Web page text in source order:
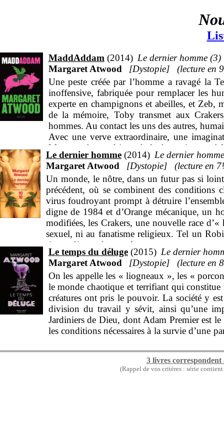
MaddAddam 2014
Le dernier homme (3)
Margaret Atwood
Dystopie
Une peste créée par l’homme a ravagé la
inoffensive, fabriquée pour remplacer les
experte en champignons et abeilles, et Zeb,
de la mémoire, Toby transmet aux
hommes. Au contact les uns des autres,
Avec une verve extraordinaire, une
Margaret Atwood joue de la dystopie pour
et histoire d’amour, pamphlet politique
pouvoir, elle nous offre ici une oeuvre
cycle commencé avecLe Dernier Hommeet
Le dernier homme 2014
Le dernier
Margaret Atwood
Dystopie 7
Un monde, le nôtre, dans un futur pas si
précédent, où se combinent des conditions
virus foudroyant prompt à détruire
digne de 1984 et d’Orange mécanique, un
modifiées, les Crakers, une nouvelle race
sexuel, ni au fanatisme religieux. Tel un
risque d’y perdre son âme...
Le temps du déluge 2015
Le dernier
Margaret Atwood
Dystopie 8
On les appelle les « liogneaux », les «
le monde chaotique et terrifiant qui
créatures ont pris le pouvoir. La société y
division du travail y sévit, ainsi qu’une
Jardiniers de Dieu, dont Adam Premier est
les conditions nécessaires à la survie d’une
ne fait aucun doute. Une catastrophe
destructions infligés par leur espèce à la
Et il faut s’y préparer. Mais dans cet
3 livres
(Rappel de vos critères : série contient